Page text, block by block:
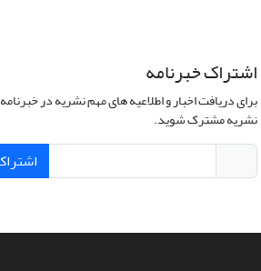
اشتراک خبرنامه
برای دریافت اخبار و اطلاعیه های مهم نشریه در خبرنامه
نشریه مشترک شوید.